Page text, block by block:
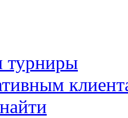
турниры